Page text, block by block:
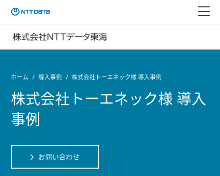
ホーム 導入事例 株式会社トーエネック様 導入事例
株式会社トーエネック様 導入
事例
お問い合わせ